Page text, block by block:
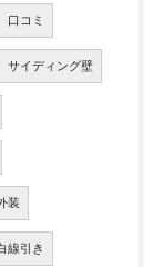
コミ
イディング壁
装
線引き